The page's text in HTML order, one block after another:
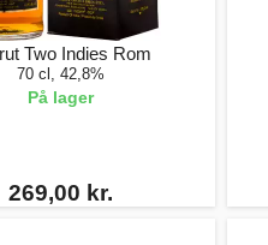
Two Indies Rom
70 cl, 42,8%
På lager
269,00 kr.